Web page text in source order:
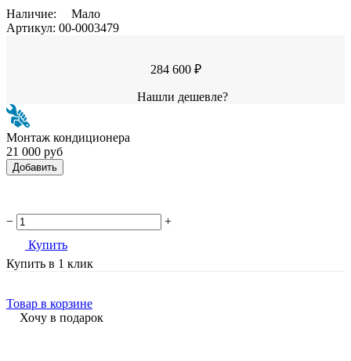
Наличие:
Мало
Артикул: 00-0003479
284 600 ₽
Нашли дешевле?
Монтаж кондиционера
21 000 руб
Добавить
−
+
Купить
Купить в 1 клик
Товар в корзине
Хочу в подарок